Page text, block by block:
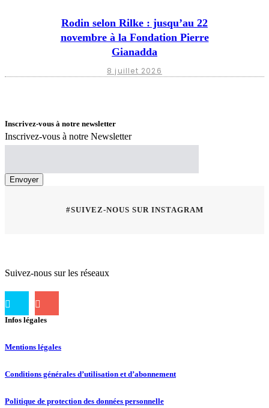
Rodin selon Rilke : jusqu’au 22
novembre à la Fondation Pierre
Gianadda
8 juillet 2026
Inscrivez-vous à notre newsletter
Inscrivez-vous à notre Newsletter
#SUIVEZ-NOUS SUR INSTAGRAM
Suivez-nous sur les réseaux
Infos légales
Mentions légales
Conditions générales d’utilisation et d’abonnement
Politique de protection des données personnelle